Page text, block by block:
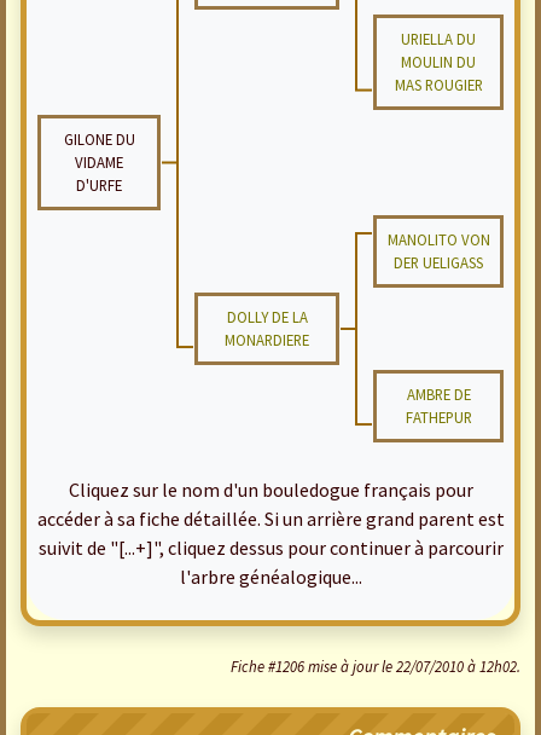
URIELLA DU
MOULIN DU
MAS ROUGIER
GILONE DU
VIDAME
D'URFE
MANOLITO VON
DER UELIGASS
DOLLY DE LA
MONARDIERE
AMBRE DE
FATHEPUR
Cliquez sur le nom d'un bouledogue français pour
accéder à sa fiche détaillée. Si un arrière grand parent est
suivit de "[...+]", cliquez dessus pour continuer à parcourir
l'arbre généalogique...
Fiche #1206 mise à jour le 22/07/2010 à 12h02.